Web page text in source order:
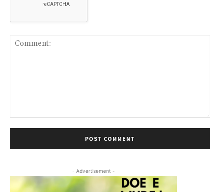
- Advertisement -